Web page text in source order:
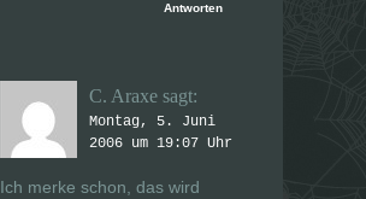
Antworten
C. Araxe sagt:
Montag, 5. Juni
2006 um 19:07 Uhr
Ich merke schon, das wird